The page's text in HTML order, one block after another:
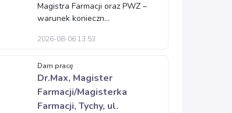
Magistra Farmacji oraz PWZ –
warunek konieczn...
2026-08-06 13:53
Dam pracę
Dr.Max, Magister
Farmacji/Magisterka
Farmacji, Tychy, ul.